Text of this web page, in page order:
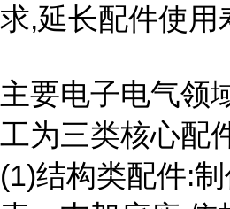
求,延长配件使用
主要电子电气领
工为三类核心配
(1)结构类配件: